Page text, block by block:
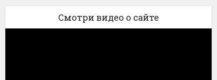
Смотри видео о сайте